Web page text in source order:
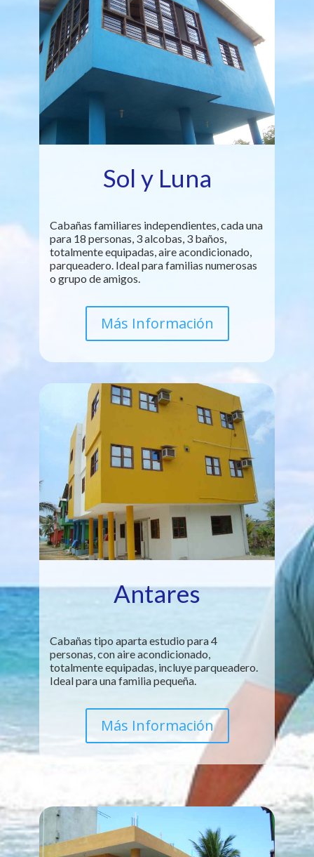
Sol y Luna
Cabañas familiares independientes, cada una
para 18 personas, 3 alcobas, 3 baños,
totalmente equipadas, aire acondicionado,
parqueadero. Ideal para familias numerosas
o grupo de amigos.
Más Información
Antares
Cabañas tipo aparta estudio para 4
personas, con aire acondicionado,
totalmente equipadas, incluye parqueadero.
Ideal para una familia pequeña.
Más Información